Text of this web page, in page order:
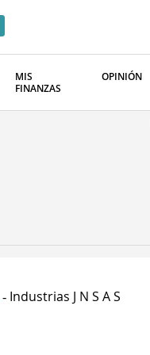
MIS
FINANZAS
OPINIÓN
- Industrias J N S A S